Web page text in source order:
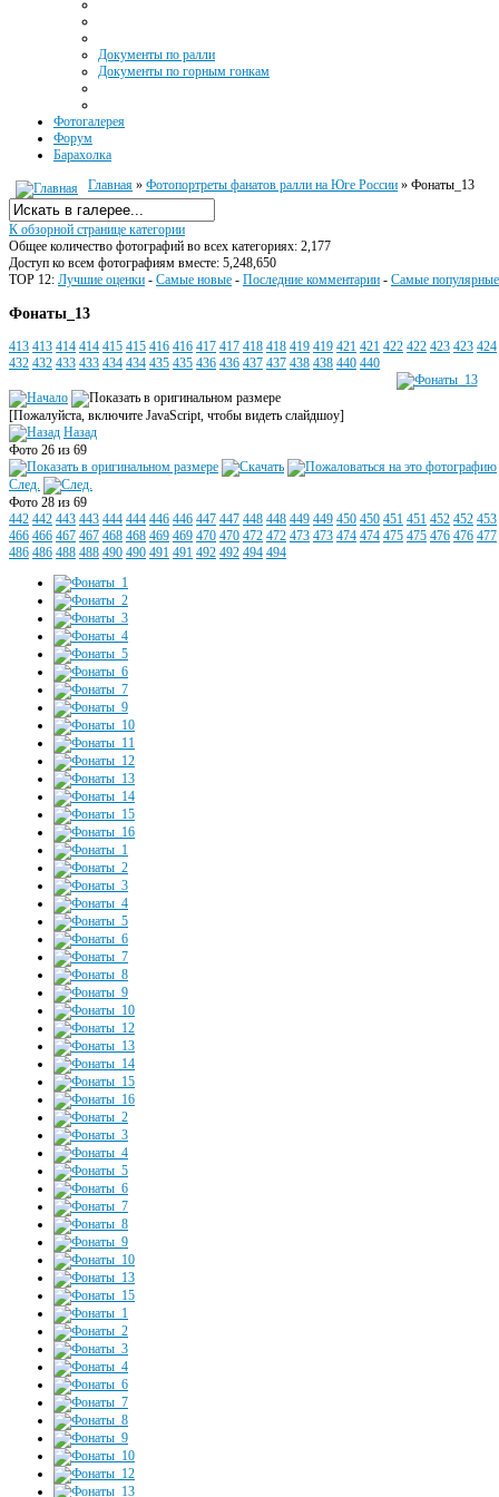
Документы по ралли
Документы по горным гонкам
Фотогалерея
Форум
Барахолка
Главная » Фотопортреты фанатов ралли на Юге России » Фонаты_13
К обзорной странице категории
Общее количество фотографий во всех категориях: 2,177
Доступ ко всем фотографиям вместе: 5,248,650
TOP 12: Лучшие оценки - Самые новые - Последние комментарии - Самые популярные
Фонаты_13
413 413 414 414 415 415 416 416 417 417 418 418 419 419 421 421 422 422 423 423 424
432 432 433 433 434 434 435 435 436 436 437 437 438 438 440 440
[Пожалуйста, включите JavaScript, чтобы видеть слайдшоу]
Назад
Фото 26 из 69
След.
Фото 28 из 69
442 442 443 443 444 444 446 446 447 447 448 448 449 449 450 450 451 451 452 452 453
466 466 467 467 468 468 469 469 470 470 472 472 473 473 474 474 475 475 476 476 477
486 486 488 488 490 490 491 491 492 492 494 494